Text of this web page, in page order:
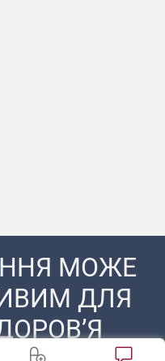
МОЖЕ
ДЛЯ
ПРЕПАРАТУ